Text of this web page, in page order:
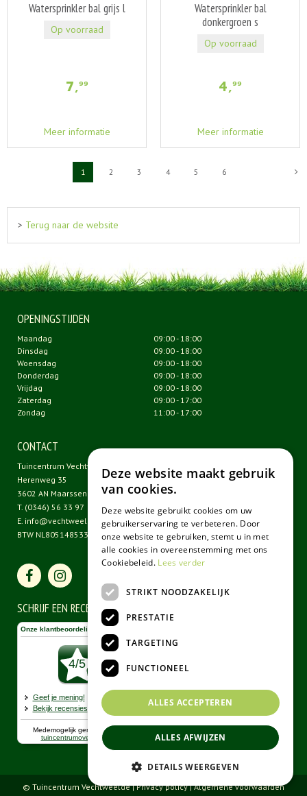
Watersprinkler bal grijs l
7,99
Meer informatie
Op voorraad
Watersprinkler bal
donkergroen s
4,99
Meer informatie
Op voorraad
1 2 3 4 5 6
> Terug naar de website
OPENINGSTIJDEN
Maandag
09:00 - 18:00
Dinsdag
09:00 - 18:00
Woensdag
09:00 - 18:00
Donderdag
09:00 - 18:00
Vrijdag
09:00 - 18:00
Zaterdag
09:00 - 17:00
Zondag
11:00 - 17:00
CONTACT
Tuincentrum Vechtweelde
Herenweg 35
3602 AN Maarssen
T. (0346) 56 33 97
E. info@vechtweelde.nl
BTW NL805148533B01
SCHRIJF EEN RECENSIE
© Tuincentrum Vechtweelde |Privacy policy|Algemene voorwaarden
Deze website maakt gebruik
van cookies.
Deze website gebruikt cookies om uw
gebruikerservaring te verbeteren. Door
onze website te gebruiken, stemt u in met
alle cookies in overeenstemming met ons
Cookiebeleid. Lees verder
STRIKT NOODZAKELIJK
PRESTATIE
TARGETING
FUNCTIONEEL
ALLES ACCEPTEREN
ALLES AFWIJZEN
DETAILS WEERGEVEN